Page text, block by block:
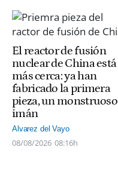
El reactor de fusión
nuclear de China está
más cerca: ya han
fabricado la primera
pieza, un monstruoso
imán
Alvarez del Vayo
08/08/2026 08:16h